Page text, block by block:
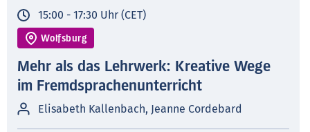
15:00 - 17:30 Uhr (CET)
Wolfsburg
Mehr als das Lehrwerk: Kreative Wege
im Fremdsprachenunterricht
Elisabeth Kallenbach, Jeanne Cordebard